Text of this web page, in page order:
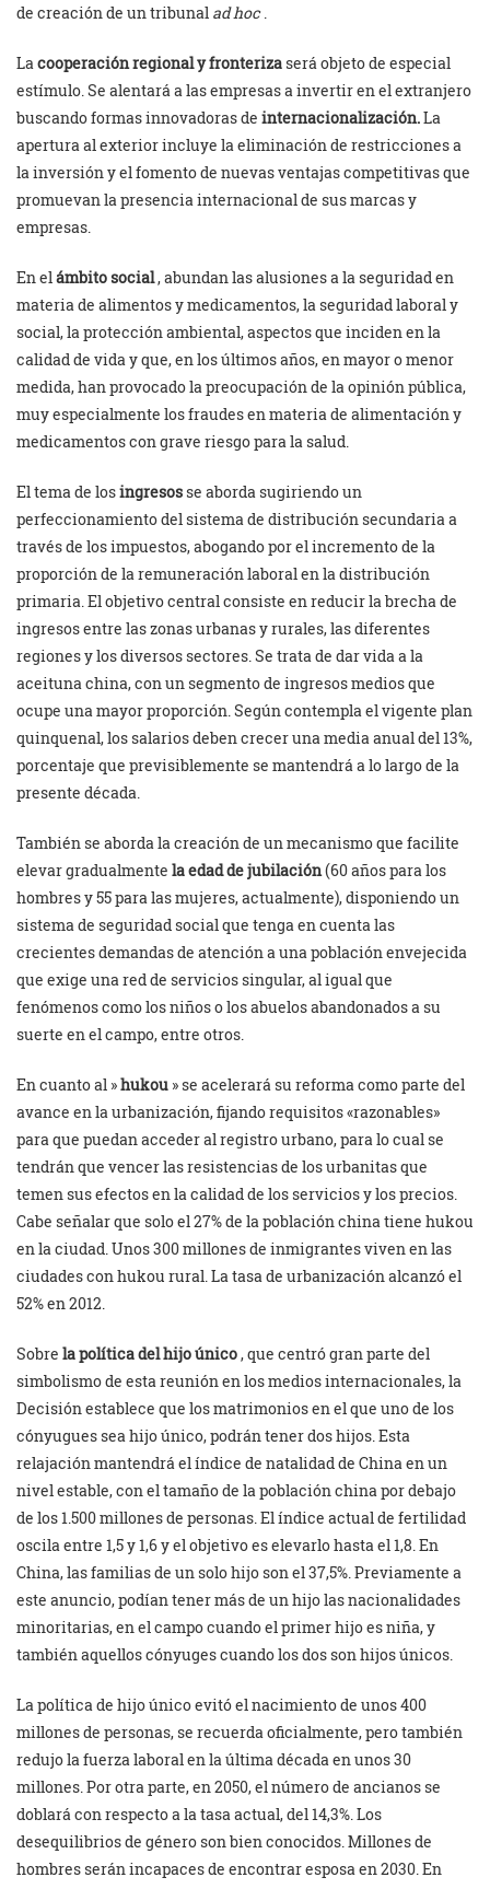
de creación de un tribunal ad hoc.
Lacooperación regional y fronterizaserá objeto de especial
estímulo. Se alentará a las empresas a invertir en el extranjero
buscando formas innovadoras de internacionalización.La
apertura al exterior incluye la eliminación de restricciones a
la inversión y el fomento de nuevas ventajas competitivas que
promuevan la presencia internacional de sus marcas y
empresas.
En elámbito social, abundan las alusiones a la seguridad en
materia de alimentos y medicamentos, la seguridad laboral y
social, la protección ambiental, aspectos que inciden en la
calidad de vida y que, en los últimos años, en mayor o menor
medida, han provocado la preocupación de la opinión pública,
muy especialmente los fraudes en materia de alimentación y
medicamentos con grave riesgo para la salud.
El tema de losingresosse aborda sugiriendo un
perfeccionamiento del sistema de distribución secundaria a
través de los impuestos, abogando por el incremento de la
proporción de la remuneración laboral en la distribución
primaria. El objetivo central consiste en reducir la brecha de
ingresos entre las zonas urbanas y rurales, las diferentes
regiones y los diversos sectores. Se trata de dar vida a la
aceituna china, con un segmento de ingresos medios que
ocupe una mayor proporción. Según contempla el vigente plan
quinquenal, los salarios deben crecer una media anual del 13%,
porcentaje que previsiblemente se mantendrá a lo largo de la
presente década.
También se aborda la creación de un mecanismo que facilite
elevar gradualmente la edad de jubilación(60 años para los
hombres y 55 para las mujeres, actualmente), disponiendo un
sistema de seguridad social que tenga en cuenta las
crecientes demandas de atención a una población envejecida
que exige una red de servicios singular, al igual que
fenómenos como los niños o los abuelos abandonados a su
suerte en el campo, entre otros.
En cuanto al »hukou » se acelerará su reforma como parte del
avance en la urbanización, fijando requisitos «razonables»
para que puedan acceder al registro urbano, para lo cual se
tendrán que vencer las resistencias de los urbanitas que
temen sus efectos en la calidad de los servicios y los precios.
Cabe señalar que solo el 27% de la población china tiene hukou
en la ciudad. Unos 300 millones de inmigrantes viven en las
ciudades con hukou rural. La tasa de urbanización alcanzó el
52% en 2012.
Sobre la política del hijo único, que centró gran parte del
simbolismo de esta reunión en los medios internacionales, la
Decisión establece que los matrimonios en el que uno de los
cónyugues sea hijo único, podrán tener dos hijos. Esta
relajación mantendrá el índice de natalidad de China en un
nivel estable, con el tamaño de la población china por debajo
de los 1.500 millones de personas. El índice actual de fertilidad
oscila entre 1,5 y 1,6 y el objetivo es elevarlo hasta el 1,8. En
China, las familias de un solo hijo son el 37,5%. Previamente a
este anuncio, podían tener más de un hijo las nacionalidades
minoritarias, en el campo cuando el primer hijo es niña, y
también aquellos cónyuges cuando los dos son hijos únicos.
La política de hijo único evitó el nacimiento de unos 400
millones de personas, se recuerda oficialmente, pero también
redujo la fuerza laboral en la última década en unos 30
millones. Por otra parte, en 2050, el número de ancianos se
doblará con respecto a la tasa actual, del 14,3%. Los
desequilibrios de género son bien conocidos. Millones de
hombres serán incapaces de encontrar esposa en 2030. En